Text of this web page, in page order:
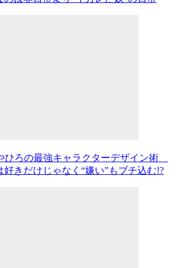
ひろの最強キャラクターデザイン術
好きだけじゃなく“嫌い”もブチ込む!?